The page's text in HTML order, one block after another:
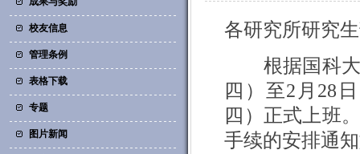
校友信息
管理条例
表格下载
专题
图片新闻
各研究所研究
根据国科
四）至2月28
四）正式上班
手续的安排通